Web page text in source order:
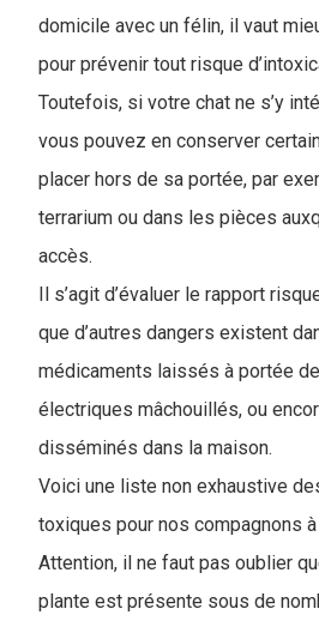
domicile avec un félin, il vaut
pour prévenir tout risque
Toutefois, si votre chat ne s’y
vous pouvez en conserver
placer hors de sa portée, par
terrarium ou dans les pièces
accès.
Il s’agit d’évaluer le rapport
que d’autres dangers existent
médicaments laissés à portée
électriques mâchouillés, ou
disséminés dans la maison.
Voici une liste non exhaustive
toxiques pour nos compagnons
Attention, il ne faut pas oublier
plante est présente sous de